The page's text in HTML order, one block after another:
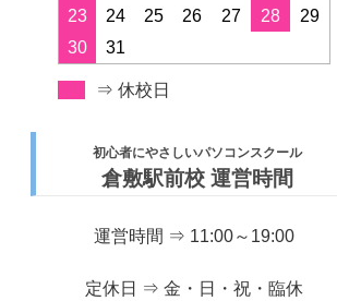
23
24 25 26 27 28
29
30
31
⇒ 休校日
初心者にやさしいパソコンスクール
倉敷駅前校 運営時間
運営時間 ⇒ 11:00～19:00
定休日 ⇒ 金・日・祝・臨休